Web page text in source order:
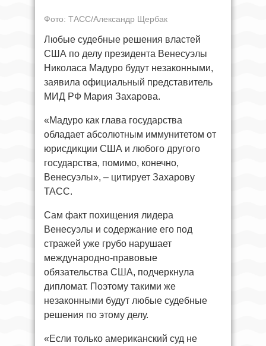
Фото: ТАСС/Александр Щербак
Любые судебные решения властей
США по делу президента Венесуэлы
Николаса Мадуро будут незаконными,
заявила официальный представитель
МИД РФ Мария Захарова.
«Мадуро как глава государства
обладает абсолютным иммунитетом от
юрисдикции США и любого другого
государства, помимо, конечно,
Венесуэлы», – цитирует Захарову
ТАСС.
Сам факт похищения лидера
Венесуэлы и содержание его под
стражей уже грубо нарушает
международно-правовые
обязательства США, подчеркнула
дипломат. Поэтому такими же
незаконными будут любые судебные
решения по этому делу.
«Если только американский суд не